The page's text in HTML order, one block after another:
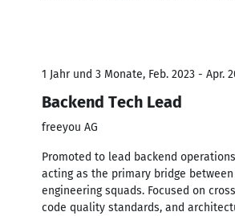
1 Jahr und 3 Monate, Feb. 2023 - Apr.
Backend Tech Lead
freeyou AG
Promoted to lead backend
acting as the primary bridge between
engineering squads. Focused on
code quality standards, and